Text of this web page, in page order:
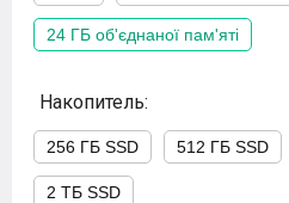
24 ГБ об'єднаної пам'яті
Накопитель:
256 ГБ SSD 512 ГБ SSD
2 ТБ SSD